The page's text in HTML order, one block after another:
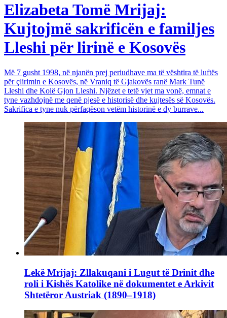
Elizabeta Tomë Mrijaj:
Kujtojmë sakrificën e familjes
Lleshi për lirinë e Kosovës
Më 7 gusht 1998, në njanën prej periudhave ma të vështira të luftës
për çlirimin e Kosovës, në Vraniq të Gjakovës ranë Mark Tunë
Lleshi dhe Kolë Gjon Lleshi. Njëzet e tetë vjet ma vonë, emnat e
tyne vazhdojnë me qenë pjesë e historisë dhe kujtesës së Kosovës.
Sakrifica e tyne nuk përfaqëson vetëm historinë e dy burrave...
Lekë Mrijaj: Zllakuqani i Lugut të Drinit dhe
roli i Kishës Katolike në dokumentet e Arkivit
Shtetëror Austriak (1890–1918)